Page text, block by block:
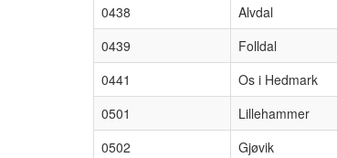
0438
Alvdal
0439
Folldal
0441
Os i Hedmark
0501
Lillehammer
0502
Gjøvik